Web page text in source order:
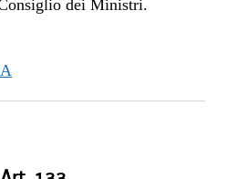
dei Ministri.